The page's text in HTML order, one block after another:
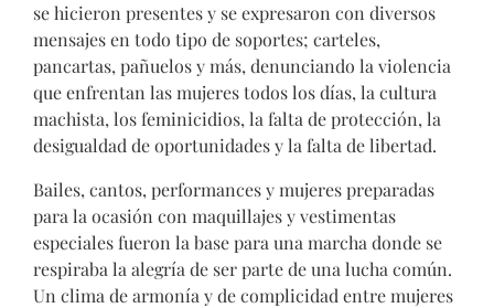
se hicieron presentes y se expresaron con diversos
mensajes en todo tipo de soportes; carteles,
pancartas, pañuelos y más, denunciando la violencia
que enfrentan las mujeres todos los días, la cultura
machista, los feminicidios, la falta de protección, la
desigualdad de oportunidades y la falta de libertad.
Bailes, cantos, performances y mujeres preparadas
para la ocasión con maquillajes y vestimentas
especiales fueron la base para una marcha donde se
respiraba la alegría de ser parte de una lucha común.
Un clima de armonía y de complicidad entre mujeres